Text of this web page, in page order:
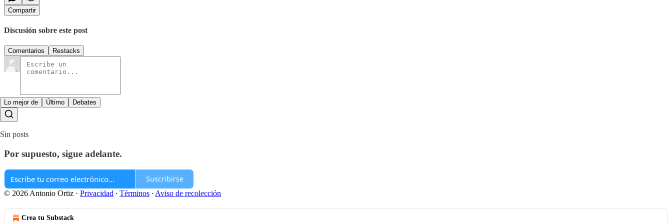
Compartir
Discusión sobre este post
Comentarios Restacks
Lo mejor de Último Debates
Sin posts
Por supuesto, sigue adelante.
Suscribirse
© 2026 Antonio Ortiz · Privacidad ∙ Términos ∙ Aviso de recolección
Crea tu Substack